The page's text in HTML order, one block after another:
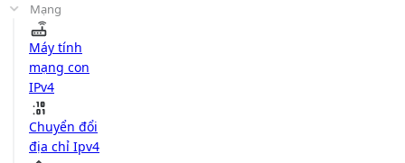
Mạng
Máy tính
mạng con
IPv4
Chuyển đổi
địa chỉ Ipv4